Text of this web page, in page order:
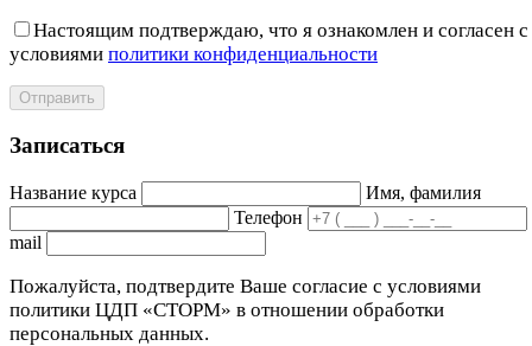
Настоящим подтверждаю, что я ознакомлен и согласен с
условиями политики конфиденциальности
Отправить
Записаться
Название курса
Имя, фамилия
Телефон
mail
Пожалуйста, подтвердите Ваше согласие с условиями
политики ЦДП «СТОРМ» в отношении обработки
персональных данных.